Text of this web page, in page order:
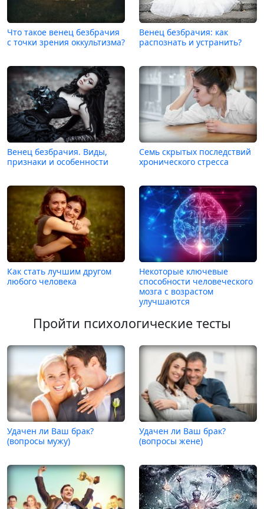
Что такое венец безбрачия
с точки зрения оккультизма?
Венец безбрачия: как
распознать и устранить?
Венец безбрачия. Виды,
признаки и особенности
Семь скрытых последствий
хронического стресса
Как стать лучшим другом
любого человека
Некоторые ключевые
способности человеческого
мозга с возрастом
улучшаются
Пройти психологические тесты
Удачен ли Ваш брак?
(вопросы мужу)
Удачен ли Ваш брак?
(вопросы жене)